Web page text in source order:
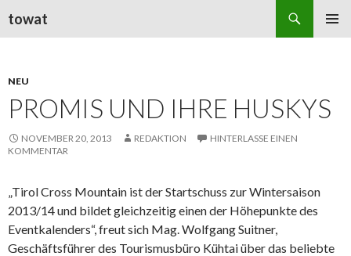
towat
NEU
PROMIS UND IHRE HUSKYS
NOVEMBER 20, 2013 REDAKTION
HINTERLASSE EINEN
KOMMENTAR
„Tirol Cross Mountain ist der Startschuss zur Wintersaison
2013/14 und bildet gleichzeitig einen der Höhepunkte des
Eventkalenders“, freut sich Mag. Wolfgang Suitner,
Geschäftsführer des Tourismusbüro Kühtai über das beliebte